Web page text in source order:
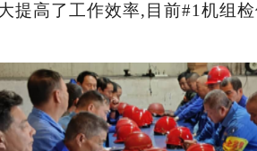
提高了工作效率,目前#1机组